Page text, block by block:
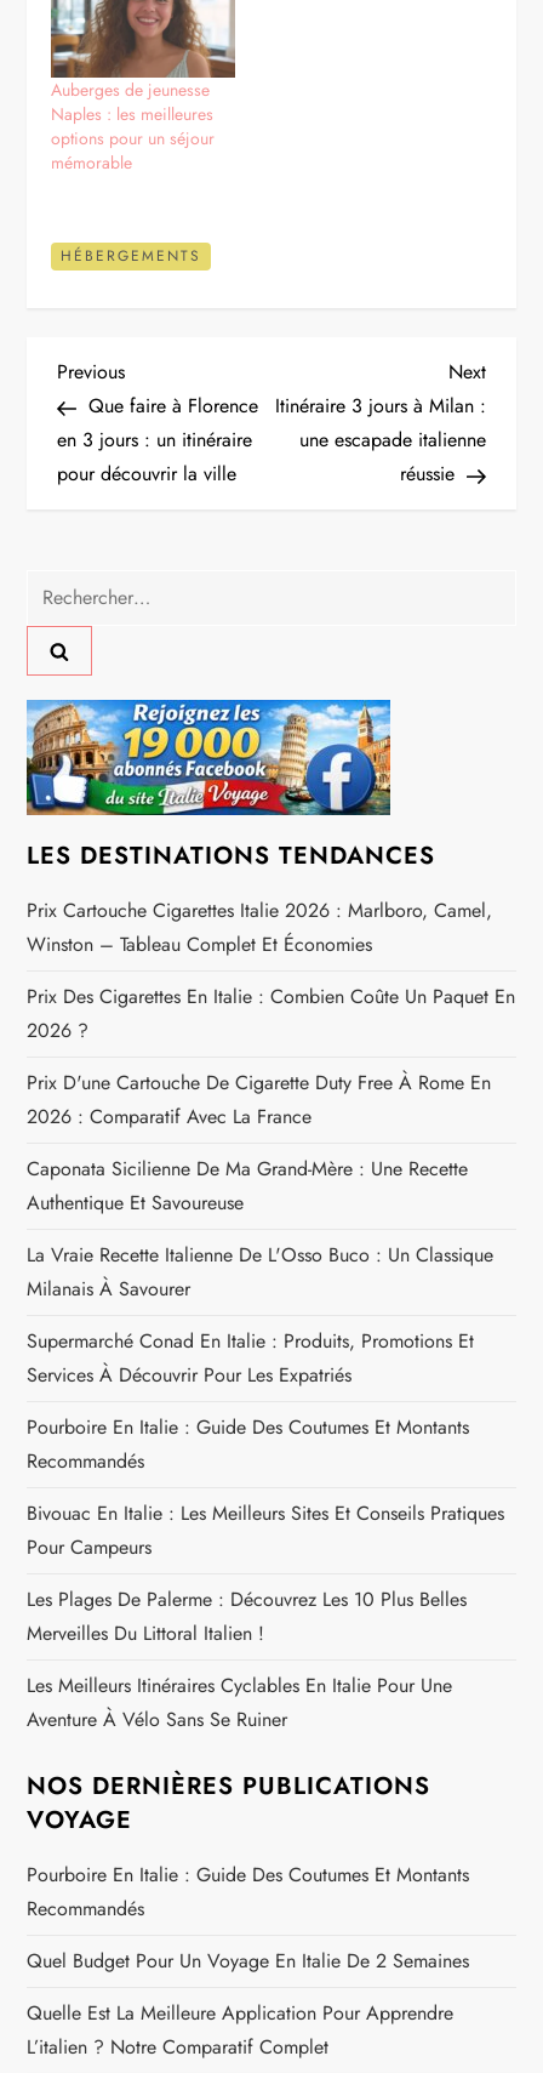
Auberges de jeunesse
Naples : les meilleures
options pour un séjour
mémorable
HÉBERGEMENTS
N
a
v
g
a
t
i
o
n
d
e
l
’
a
r
t
i
c
l
e
Previous
Post
Previous
Que faire à Florence
en 3 jours : un itinéraire
pour découvrir la ville
Next
Post
Next
Itinéraire 3 jours à Milan :
une escapade italienne
réussie
Rechercher :
LES DESTINATIONS TENDANCES
Prix Cartouche Cigarettes Italie 2026 : Marlboro, Camel,
Winston – Tableau Complet Et Économies
Prix Des Cigarettes En Italie : Combien Coûte Un Paquet En
2026 ?
Prix D'une Cartouche De Cigarette Duty Free À Rome En
2026 : Comparatif Avec La France
Caponata Sicilienne De Ma Grand-Mère : Une Recette
Authentique Et Savoureuse
La Vraie Recette Italienne De L'Osso Buco : Un Classique
Milanais À Savourer
Supermarché Conad En Italie : Produits, Promotions Et
Services À Découvrir Pour Les Expatriés
Pourboire En Italie : Guide Des Coutumes Et Montants
Recommandés
Bivouac En Italie : Les Meilleurs Sites Et Conseils Pratiques
Pour Campeurs
Les Plages De Palerme : Découvrez Les 10 Plus Belles
Merveilles Du Littoral Italien !
Les Meilleurs Itinéraires Cyclables En Italie Pour Une
Aventure À Vélo Sans Se Ruiner
NOS DERNIÈRES PUBLICATIONS
VOYAGE
Pourboire En Italie : Guide Des Coutumes Et Montants
Recommandés
Quel Budget Pour Un Voyage En Italie De 2 Semaines
Quelle Est La Meilleure Application Pour Apprendre
L’italien ? Notre Comparatif Complet